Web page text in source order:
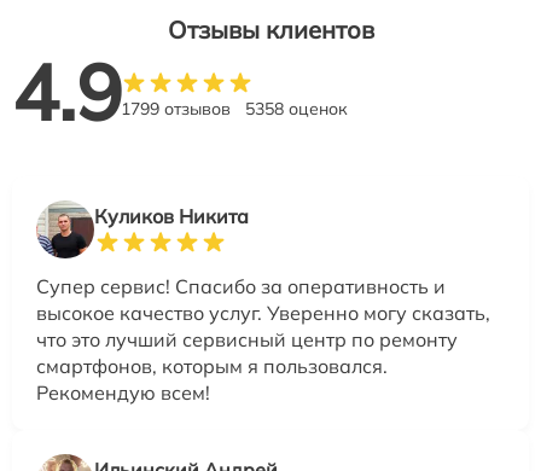
Отзывы клиентов
4.91799 отзывов 5358 оценок
Куликов Никита
Супер сервис! Спасибо за оперативность и
высокое качество услуг. Уверенно могу сказать,
что это лучший сервисный центр по ремонту
смартфонов, которым я пользовался.
Рекомендую всем!